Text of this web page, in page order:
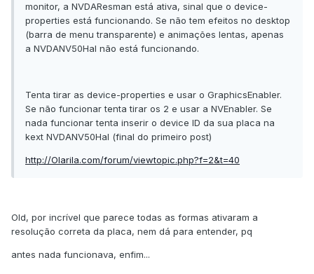
monitor, a NVDAResman está ativa, sinal que o device-
properties está funcionando. Se não tem efeitos no desktop
(barra de menu transparente) e animações lentas, apenas
a NVDANV50Hal não está funcionando.
Tenta tirar as device-properties e usar o GraphicsEnabler.
Se não funcionar tenta tirar os 2 e usar a NVEnabler. Se
nada funcionar tenta inserir o device ID da sua placa na
kext NVDANV50Hal (final do primeiro post)
http://Olarila.com/forum/viewtopic.php?f=2&t=40
Old, por incrível que parece todas as formas ativaram a
resolução correta da placa, nem dá para entender, pq
antes nada funcionava, enfim...